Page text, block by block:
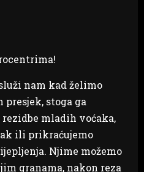
nam kad želimo
stoga ga
mladih voćaka,
ili prikraćujemo
Njime možemo
granama, nakon reza